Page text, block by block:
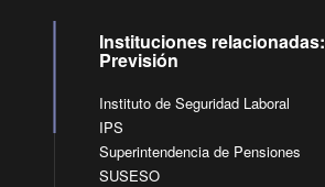
Instituciones relacionadas:
Previsión
Instituto de Seguridad Laboral
IPS
Superintendencia de Pensiones
SUSESO